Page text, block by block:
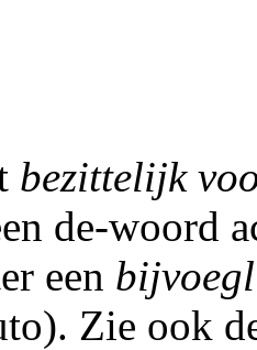
bezittelijk
de-woord
een
Zie ook